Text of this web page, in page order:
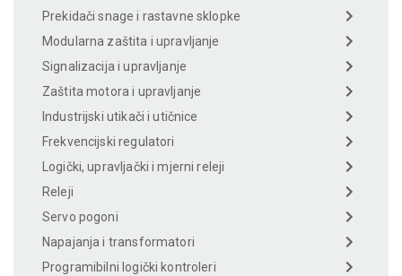
Prekidači snage i rastavne sklopke
Modularna zaštita i upravljanje
Signalizacija i upravljanje
Zaštita motora i upravljanje
Industrijski utikači i utičnice
Frekvencijski regulatori
Logički, upravljački i mjerni releji
Releji
Servo pogoni
Napajanja i transformatori
Programibilni logički kontroleri